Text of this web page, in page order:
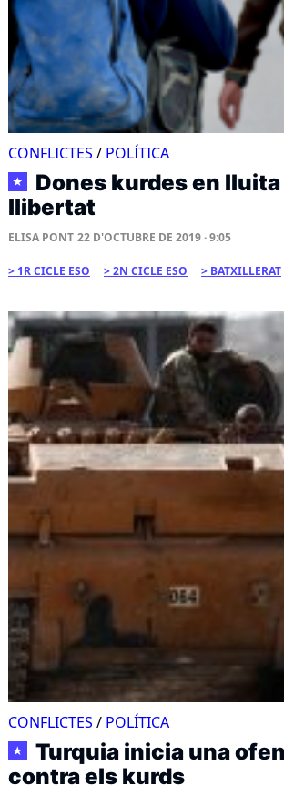
CONFLICTES / POLÍTICA
★
Dones kurdes en
llibertat
ELISA PONT 22 D'OCTUBRE DE 2019 · 9:05
1R CICLE ESO 2N CICLE ESO BATXILLERAT
CONFLICTES / POLÍTICA
★
Turquia inicia una
contra els kurds